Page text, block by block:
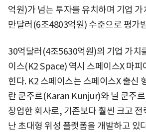
억원)가 넘는 투자를 유치하며 기업
만달러(6조4803억원) 수준으로 평가
30억달러(4조5630억원)의 기업 가치
이스(K2 Space) 역시 스페이스X 마피
힌다. K2 스페이스는 스페이스X 출신
란 쿤주르(Karan Kunjur)와 닐 쿤주
창업한 회사로, 기존보다 훨씬 크고 전
난 초대형 위성 플랫폼을 개발하고 있